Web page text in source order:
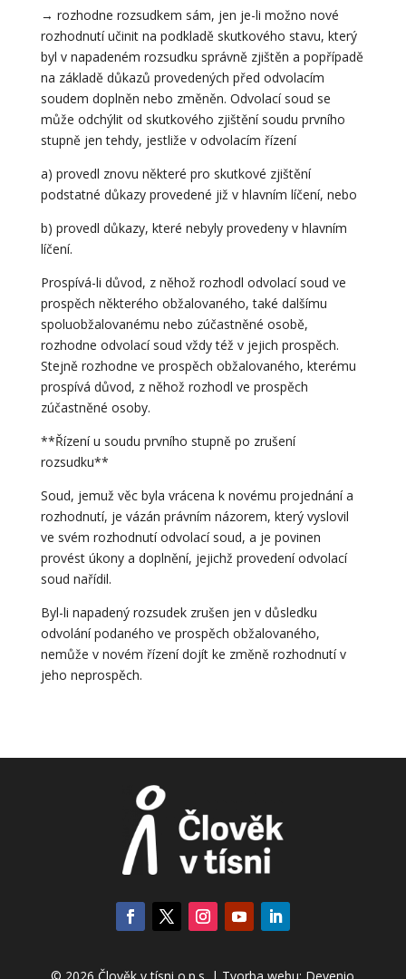
→ rozhodne rozsudkem sám, jen je-li možno nové
rozhodnutí učinit na podkladě skutkového stavu, který
byl v napadeném rozsudku správně zjištěn a popřípadě
na základě důkazů provedených před odvolacím
soudem doplněn nebo změněn. Odvolací soud se
může odchýlit od skutkového zjištění soudu prvního
stupně jen tehdy, jestliže v odvolacím řízení
a) provedl znovu některé pro skutkové zjištění
podstatné důkazy provedené již v hlavním líčení, nebo
b) provedl důkazy, které nebyly provedeny v hlavním
líčení.
Prospívá-li důvod, z něhož rozhodl odvolací soud ve
prospěch některého obžalovaného, také dalšímu
spoluobžalovanému nebo zúčastněné osobě,
rozhodne odvolací soud vždy též v jejich prospěch.
Stejně rozhodne ve prospěch obžalovaného, kterému
prospívá důvod, z něhož rozhodl ve prospěch
zúčastněné osoby.
**Řízení u soudu prvního stupně po zrušení
rozsudku**
Soud, jemuž věc byla vrácena k novému projednání a
rozhodnutí, je vázán právním názorem, který vyslovil
ve svém rozhodnutí odvolací soud, a je povinen
provést úkony a doplnění, jejichž provedení odvolací
soud nařídil.
Byl-li napadený rozsudek zrušen jen v důsledku
odvolání podaného ve prospěch obžalovaného,
nemůže v novém řízení dojít ke změně rozhodnutí v
jeho neprospěch.
© 2026 Člověk v tísni o.p.s. | Tvorba webu: Devenio